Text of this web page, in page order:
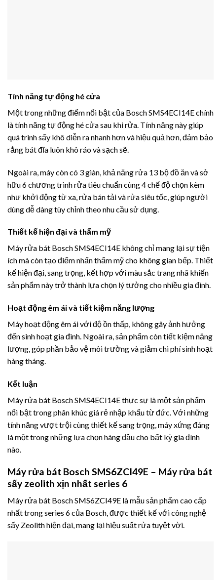
Tính năng tự động hé cửa
Một trong những điểm nổi bật của Bosch SMS4ECI14E chính
là tính năng tự động hé cửa sau khi rửa. Tính năng này giúp
quá trình sấy khô diễn ra nhanh hơn và hiệu quả hơn, đảm bảo
rằng bát đĩa luôn khô ráo và sạch sẽ.
Ngoài ra, máy còn có 3 giàn, khả năng rửa 13 bộ đồ ăn và sở
hữu 6 chương trình rửa tiêu chuẩn cùng 4 chế độ chọn kèm
như khởi động từ xa, rửa bán tải và rửa siêu tốc, giúp người
dùng dễ dàng tùy chỉnh theo nhu cầu sử dụng.
Thiết kế hiện đại và thẩm mỹ
Máy rửa bát Bosch SMS4ECI14E không chỉ mang lại sự tiện
ích mà còn tạo điểm nhấn thẩm mỹ cho không gian bếp. Thiết
kế hiện đại, sang trọng, kết hợp với màu sắc trang nhã khiến
sản phẩm này trở thành lựa chọn lý tưởng cho nhiều gia đình.
Hoạt động êm ái và tiết kiệm năng lượng
Máy hoạt động êm ái với độ ồn thấp, không gây ảnh hưởng
đến sinh hoạt gia đình. Ngoài ra, sản phẩm còn tiết kiệm năng
lượng, góp phần bảo vệ môi trường và giảm chi phí sinh hoạt
hàng tháng.
Kết luận
Máy rửa bát Bosch SMS4ECI14E thực sự là một sản phẩm
nổi bật trong phân khúc giá rẻ nhập khẩu từ đức. Với những
tính năng vượt trội cùng thiết kế sang trọng, máy xứng đáng
là một trong những lựa chọn hàng đầu cho bất kỳ gia đình
nào.
Máy rửa bát Bosch SMS6ZCI49E – Máy rửa bát
sấy zeolith xịn nhất series 6
Máy rửa bát Bosch SMS6ZCI49E là mẫu sản phẩm cao cấp
nhất trong series 6 của Bosch, được thiết kế với công nghệ
sấy Zeolith hiện đại, mang lại hiệu suất rửa tuyệt vời.